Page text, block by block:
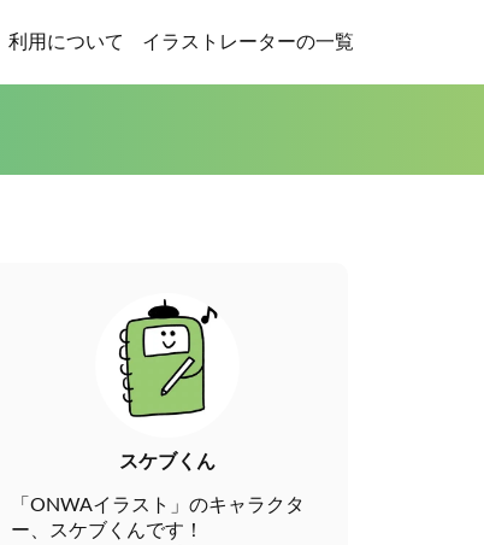
利用について イラストレーターの一覧
スケブくん
「ONWAイラスト」のキャラクタ
ー、スケブくんです！